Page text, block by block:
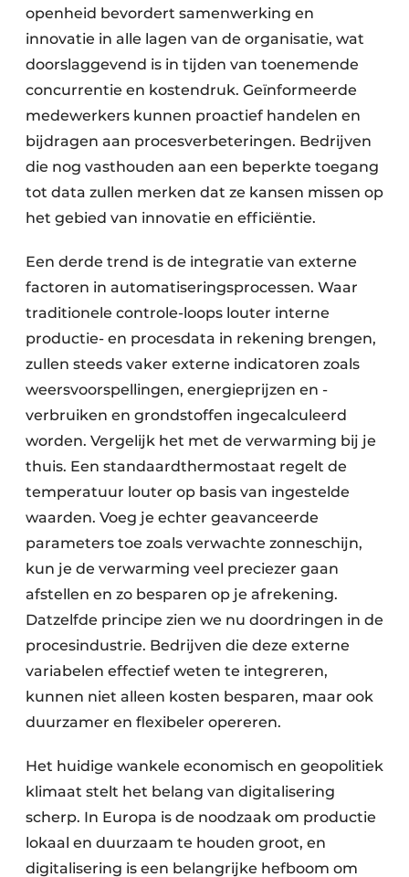
openheid bevordert samenwerking en
innovatie in alle lagen van de organisatie, wat
doorslaggevend is in tijden van toenemende
concurrentie en kostendruk. Geïnformeerde
medewerkers kunnen proactief handelen en
bijdragen aan procesverbeteringen. Bedrijven
die nog vasthouden aan een beperkte toegang
tot data zullen merken dat ze kansen missen op
het gebied van innovatie en efficiëntie.
Een derde trend is de integratie van externe
factoren in automatiseringsprocessen. Waar
traditionele controle-loops louter interne
productie- en procesdata in rekening brengen,
zullen steeds vaker externe indicatoren zoals
weersvoorspellingen, energieprijzen en -
verbruiken en grondstoffen ingecalculeerd
worden. Vergelijk het met de verwarming bij je
thuis. Een standaardthermostaat regelt de
temperatuur louter op basis van ingestelde
waarden. Voeg je echter geavanceerde
parameters toe zoals verwachte zonneschijn,
kun je de verwarming veel preciezer gaan
afstellen en zo besparen op je afrekening.
Datzelfde principe zien we nu doordringen in de
procesindustrie. Bedrijven die deze externe
variabelen effectief weten te integreren,
kunnen niet alleen kosten besparen, maar ook
duurzamer en flexibeler opereren.
Het huidige wankele economisch en geopolitiek
klimaat stelt het belang van digitalisering
scherp. In Europa is de noodzaak om productie
lokaal en duurzaam te houden groot, en
digitalisering is een belangrijke hefboom om